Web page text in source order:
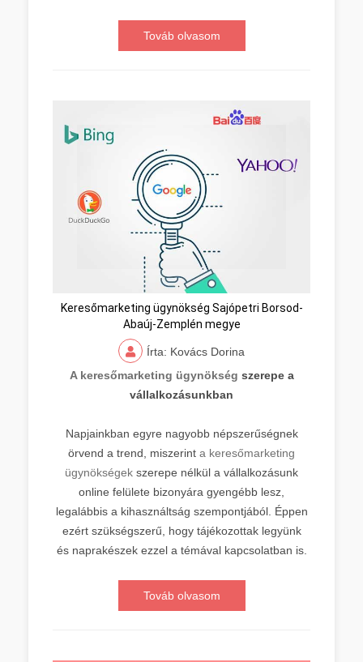
Továb olvasom
Keresőmarketing ügynökség Sajópetri Borsod-
Abaúj-Zemplén megye
Írta: Kovács Dorina
A keresőmarketing ügynökség szerepe a
vállalkozásunkban
Napjainkban egyre nagyobb népszerűségnek
örvend a trend, miszerint a keresőmarketing
ügynökségek szerepe nélkül a vállalkozásunk
online felülete bizonyára gyengébb lesz,
legalábbis a kihasználtság szempontjából. Éppen
ezért szükségszerű, hogy tájékozottak legyünk
és naprakészek ezzel a témával kapcsolatban is.
Továb olvasom